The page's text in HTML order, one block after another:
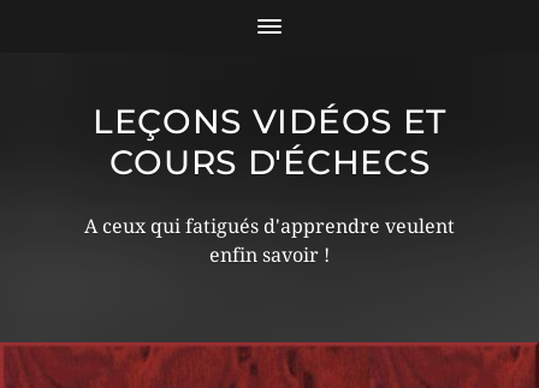
LEÇONS VIDÉOS ET
COURS D'ÉCHECS
A ceux qui fatigués d'apprendre veulent
enfin savoir !